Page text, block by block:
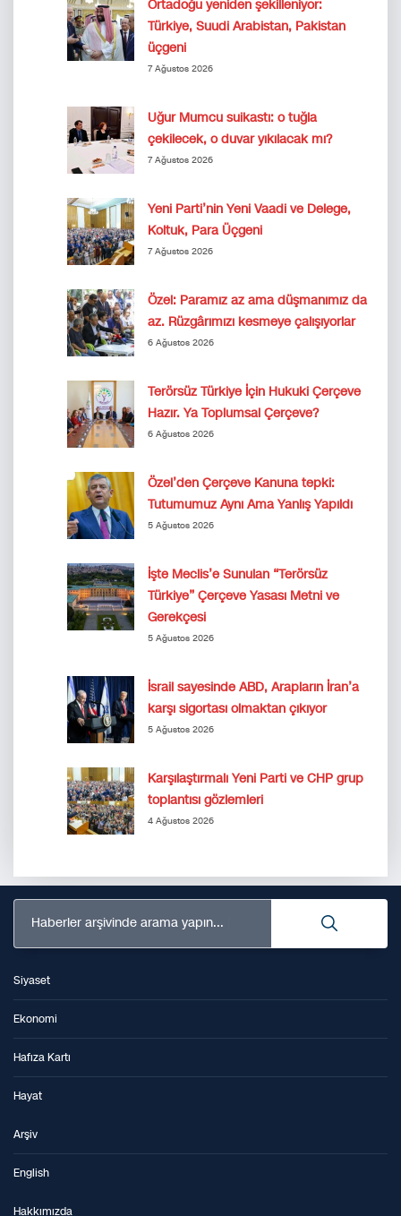
Ortadoğu yeniden şekilleniyor:
Türkiye, Suudi Arabistan, Pakistan
üçgeni
7 Ağustos 2026
Uğur Mumcu suikastı: o tuğla
çekilecek, o duvar yıkılacak mı?
7 Ağustos 2026
Yeni Parti’nin Yeni Vaadi ve Delege,
Koltuk, Para Üçgeni
7 Ağustos 2026
Özel: Paramız az ama düşmanımız da
az. Rüzgârımızı kesmeye çalışıyorlar
6 Ağustos 2026
Terörsüz Türkiye İçin Hukuki Çerçeve
Hazır. Ya Toplumsal Çerçeve?
6 Ağustos 2026
Özel’den Çerçeve Kanuna tepki:
Tutumumuz Aynı Ama Yanlış Yapıldı
5 Ağustos 2026
İşte Meclis’e Sunulan “Terörsüz
Türkiye” Çerçeve Yasası Metni ve
Gerekçesi
5 Ağustos 2026
İsrail sayesinde ABD, Arapların İran’a
karşı sigortası olmaktan çıkıyor
5 Ağustos 2026
Karşılaştırmalı Yeni Parti ve CHP grup
toplantısı gözlemleri
4 Ağustos 2026
Haberler arşivinde arama yapın...
Siyaset
Ekonomi
Hafıza Kartı
Hayat
Arşiv
English
Hakkımızda